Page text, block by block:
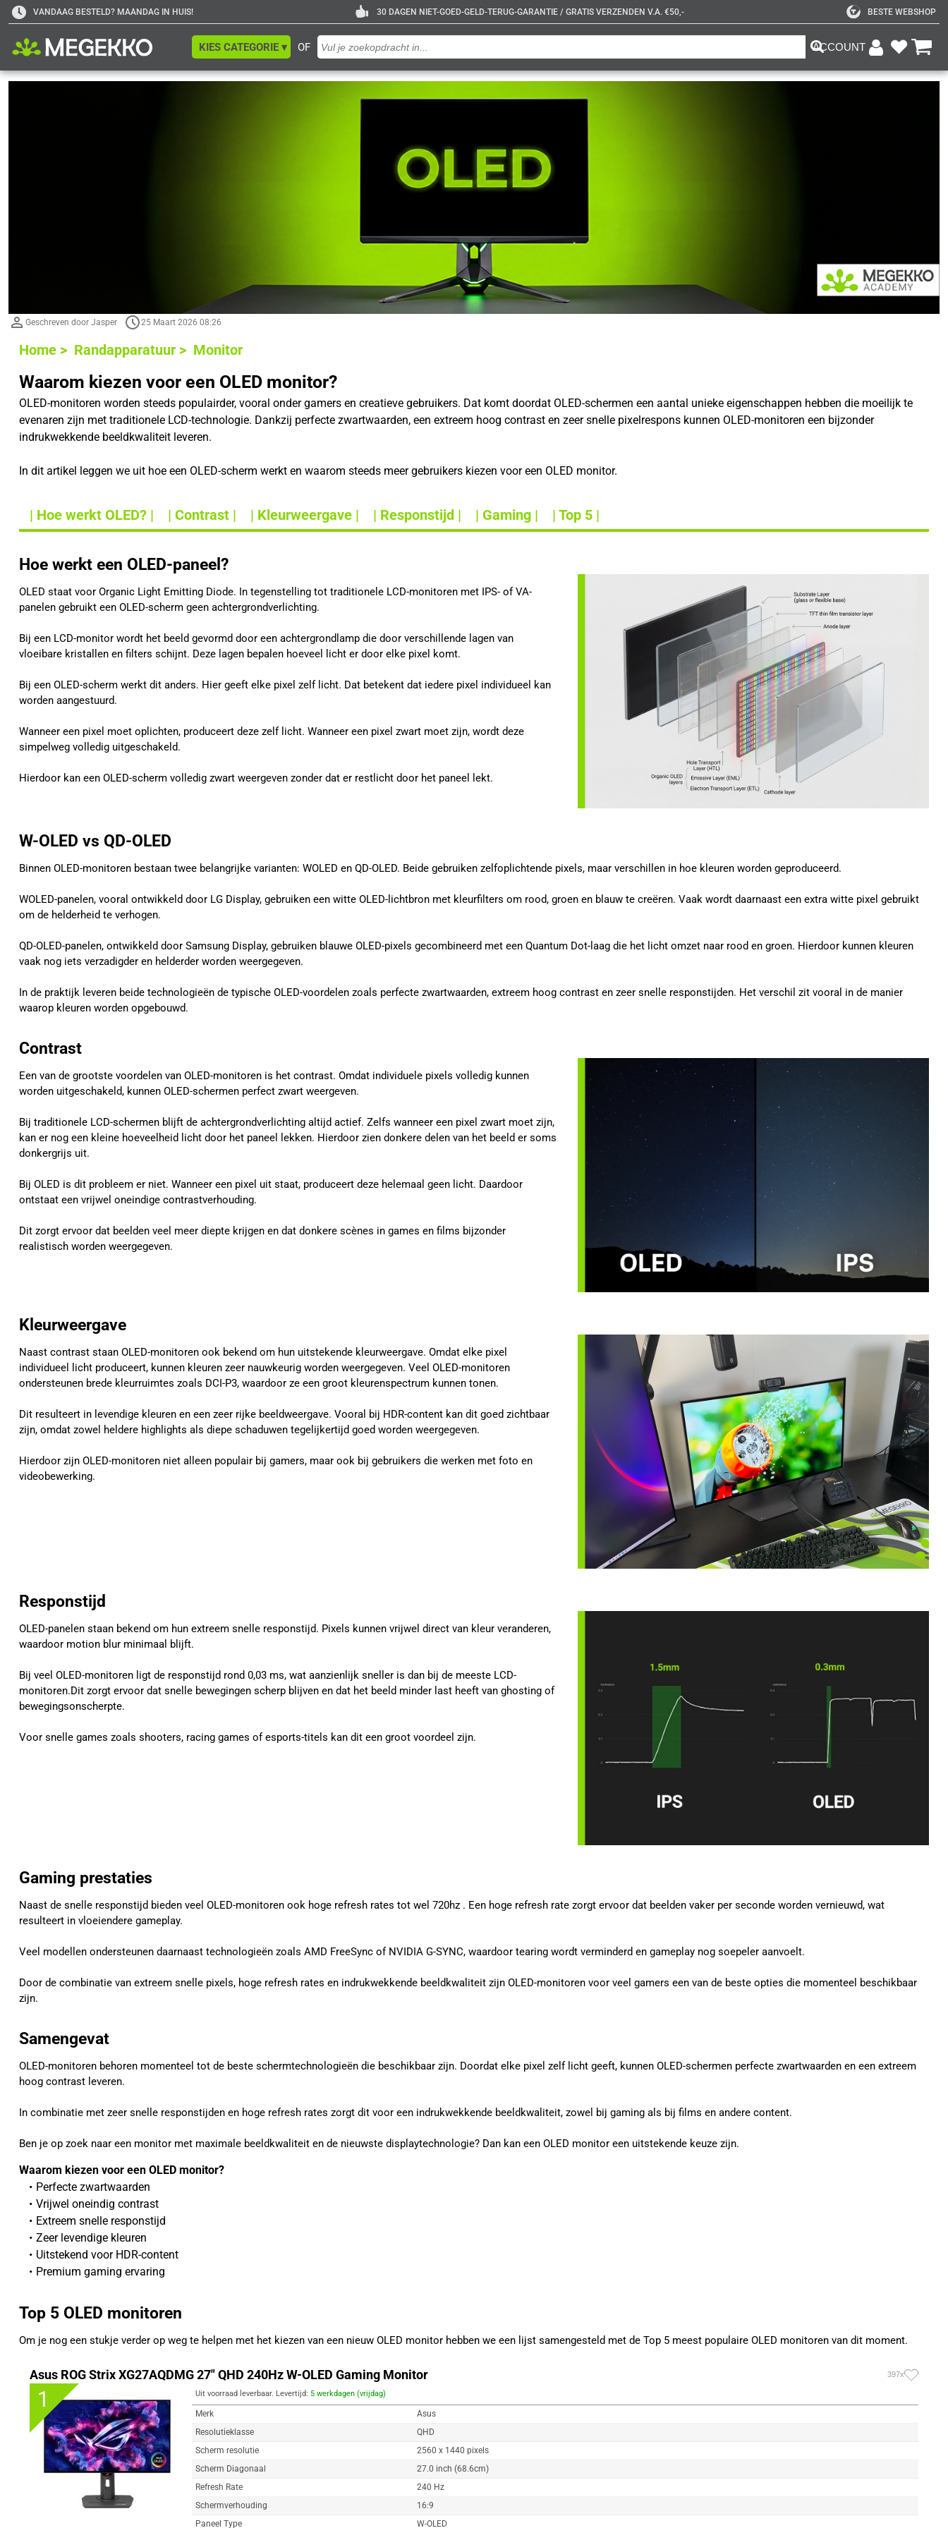
VANDAAG BESTELD? MAANDAG IN HUIS! 30 DAGEN NIET-GOED-GELD-TERUG-GARANTIE / GRATIS VERZENDEN V.A. €50,- BESTE WEBSHOP
OF
KIES CATEGORIE ▾ ACCOUNT
Geschreven door Jasper 25 Maart 2026 08:26
Home > Randapparatuur > Monitor
Waarom kiezen voor een OLED monitor?
OLED-monitoren worden steeds populairder, vooral onder gamers en creatieve gebruikers. Dat komt doordat OLED-schermen een aantal unieke eigenschappen hebben die moeilijk te
evenaren zijn met traditionele LCD-technologie. Dankzij perfecte zwartwaarden, een extreem hoog contrast en zeer snelle pixelrespons kunnen OLED-monitoren een bijzonder
indrukwekkende beeldkwaliteit leveren.
In dit artikel leggen we uit hoe een OLED-scherm werkt en waarom steeds meer gebruikers kiezen voor een OLED monitor.
| Hoe werkt OLED? | | Contrast | | Kleurweergave | | Responstijd | | Gaming | | Top 5 |
Hoe werkt een OLED-paneel?
OLED staat voor Organic Light Emitting Diode. In tegenstelling tot traditionele LCD-monitoren met IPS- of VA-
panelen gebruikt een OLED-scherm geen achtergrondverlichting.
Bij een LCD-monitor wordt het beeld gevormd door een achtergrondlamp die door verschillende lagen van
vloeibare kristallen en filters schijnt. Deze lagen bepalen hoeveel licht er door elke pixel komt.
Bij een OLED-scherm werkt dit anders. Hier geeft elke pixel zelf licht. Dat betekent dat iedere pixel individueel kan
worden aangestuurd.
Wanneer een pixel moet oplichten, produceert deze zelf licht. Wanneer een pixel zwart moet zijn, wordt deze
simpelweg volledig uitgeschakeld.
Hierdoor kan een OLED-scherm volledig zwart weergeven zonder dat er restlicht door het paneel lekt.
W-OLED vs QD-OLED
Binnen OLED-monitoren bestaan twee belangrijke varianten: WOLED en QD-OLED. Beide gebruiken zelfoplichtende pixels, maar verschillen in hoe kleuren worden geproduceerd.
WOLED-panelen, vooral ontwikkeld door LG Display, gebruiken een witte OLED-lichtbron met kleurfilters om rood, groen en blauw te creëren. Vaak wordt daarnaast een extra witte pixel gebruikt
om de helderheid te verhogen.
QD-OLED-panelen, ontwikkeld door Samsung Display, gebruiken blauwe OLED-pixels gecombineerd met een Quantum Dot-laag die het licht omzet naar rood en groen. Hierdoor kunnen kleuren
vaak nog iets verzadigder en helderder worden weergegeven.
In de praktijk leveren beide technologieën de typische OLED-voordelen zoals perfecte zwartwaarden, extreem hoog contrast en zeer snelle responstijden. Het verschil zit vooral in de manier
waarop kleuren worden opgebouwd.
Contrast
Een van de grootste voordelen van OLED-monitoren is het contrast. Omdat individuele pixels volledig kunnen
worden uitgeschakeld, kunnen OLED-schermen perfect zwart weergeven.
Bij traditionele LCD-schermen blijft de achtergrondverlichting altijd actief. Zelfs wanneer een pixel zwart moet zijn,
kan er nog een kleine hoeveelheid licht door het paneel lekken. Hierdoor zien donkere delen van het beeld er soms
donkergrijs uit.
Bij OLED is dit probleem er niet. Wanneer een pixel uit staat, produceert deze helemaal geen licht. Daardoor
ontstaat een vrijwel oneindige contrastverhouding.
Dit zorgt ervoor dat beelden veel meer diepte krijgen en dat donkere scènes in games en films bijzonder
realistisch worden weergegeven.
Kleurweergave
Naast contrast staan OLED-monitoren ook bekend om hun uitstekende kleurweergave. Omdat elke pixel
individueel licht produceert, kunnen kleuren zeer nauwkeurig worden weergegeven. Veel OLED-monitoren
ondersteunen brede kleurruimtes zoals DCI-P3, waardoor ze een groot kleurenspectrum kunnen tonen.
Dit resulteert in levendige kleuren en een zeer rijke beeldweergave. Vooral bij HDR-content kan dit goed zichtbaar
zijn, omdat zowel heldere highlights als diepe schaduwen tegelijkertijd goed worden weergegeven.
Hierdoor zijn OLED-monitoren niet alleen populair bij gamers, maar ook bij gebruikers die werken met foto en
videobewerking.
Responstijd
OLED-panelen staan bekend om hun extreem snelle responstijd. Pixels kunnen vrijwel direct van kleur veranderen,
waardoor motion blur minimaal blijft.
Bij veel OLED-monitoren ligt de responstijd rond 0,03 ms, wat aanzienlijk sneller is dan bij de meeste LCD-
monitoren.Dit zorgt ervoor dat snelle bewegingen scherp blijven en dat het beeld minder last heeft van ghosting of
bewegingsonscherpte.
Voor snelle games zoals shooters, racing games of esports-titels kan dit een groot voordeel zijn.
Gaming prestaties
Naast de snelle responstijd bieden veel OLED-monitoren ook hoge refresh rates tot wel 720hz . Een hoge refresh rate zorgt ervoor dat beelden vaker per seconde worden vernieuwd, wat
resulteert in vloeiendere gameplay.
Veel modellen ondersteunen daarnaast technologieën zoals AMD FreeSync of NVIDIA G-SYNC, waardoor tearing wordt verminderd en gameplay nog soepeler aanvoelt.
Door de combinatie van extreem snelle pixels, hoge refresh rates en indrukwekkende beeldkwaliteit zijn OLED-monitoren voor veel gamers een van de beste opties die momenteel beschikbaar
zijn.
Samengevat
OLED-monitoren behoren momenteel tot de beste schermtechnologieën die beschikbaar zijn. Doordat elke pixel zelf licht geeft, kunnen OLED-schermen perfecte zwartwaarden en een extreem
hoog contrast leveren.
In combinatie met zeer snelle responstijden en hoge refresh rates zorgt dit voor een indrukwekkende beeldkwaliteit, zowel bij gaming als bij films en andere content.
Ben je op zoek naar een monitor met maximale beeldkwaliteit en de nieuwste displaytechnologie? Dan kan een OLED monitor een uitstekende keuze zijn.
Waarom kiezen voor een OLED monitor?
Perfecte zwartwaarden
Vrijwel oneindig contrast
Extreem snelle responstijd
Zeer levendige kleuren
Uitstekend voor HDR-content
Premium gaming ervaring
Top 5 OLED monitoren
Om je nog een stukje verder op weg te helpen met het kiezen van een nieuw OLED monitor hebben we een lijst samengesteld met de Top 5 meest populaire OLED monitoren van dit moment.
Asus ROG Strix XG27AQDMG 27" QHD 240Hz W-OLED Gaming Monitor 397x
1 Uit voorraad leverbaar. Levertijd: 5 werkdagen (vrijdag)
Merk
Asus
Resolutieklasse
QHD
Scherm resolutie
2560 x 1440 pixels
Scherm Diagonaal
27.0 inch (68.6cm)
Refresh Rate
240 Hz
Schermverhouding
16:9
Paneel Type
W-OLED